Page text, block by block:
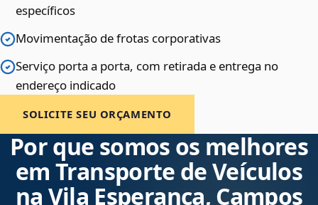
específicos
Movimentação de frotas corporativas
Serviço porta a porta, com retirada e entrega no
endereço indicado
SOLICITE SEU ORÇAMENTO
Por que somos os melhores
em Transporte de Veículos
na Vila Esperança, Campos